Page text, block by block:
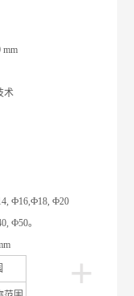
mm
术
Ф16,Ф18, Ф20
Ф50。
+